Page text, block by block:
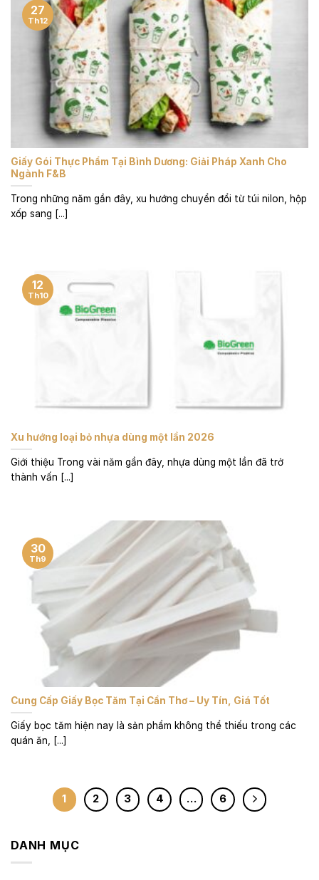
Giấy Gói Thực Phẩm Tại Bình Dương: Giải Pháp Xanh Cho
Ngành F&B
Trong những năm gần đây, xu hướng chuyển đổi từ túi nilon, hộp
xốp sang [...]
27
Th12
Xu hướng loại bỏ nhựa dùng một lần 2026
Giới thiệu Trong vài năm gần đây, nhựa dùng một lần đã trở
thành vấn [...]
12
Th10
Cung Cấp Giấy Bọc Tăm Tại Cần Thơ – Uy Tín, Giá Tốt
Giấy bọc tăm hiện nay là sản phẩm không thể thiếu trong các
quán ăn, [...]
30
Th9
1 2 3 4 … 6
DANH MỤC